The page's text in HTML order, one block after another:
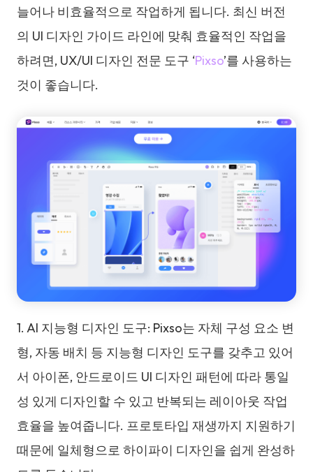
늘어나 비효율적으로 작업하게 됩니다. 최신 버전
의 UI 디자인 가이드 라인에 맞춰 효율적인 작업을
하려면, UX/UI 디자인 전문 도구 ‘Pixso’를 사용하는
것이 좋습니다.
1. AI 지능형 디자인 도구: Pixso는 자체 구성 요소 변
형, 자동 배치 등 지능형 디자인 도구를 갖추고 있어
서 아이폰, 안드로이드 UI 디자인 패턴에 따라 통일
성 있게 디자인할 수 있고 반복되는 레이아웃 작업
효율을 높여줍니다. 프로토타입 재생까지 지원하기
때문에 일체형으로 하이파이 디자인을 쉽게 완성하